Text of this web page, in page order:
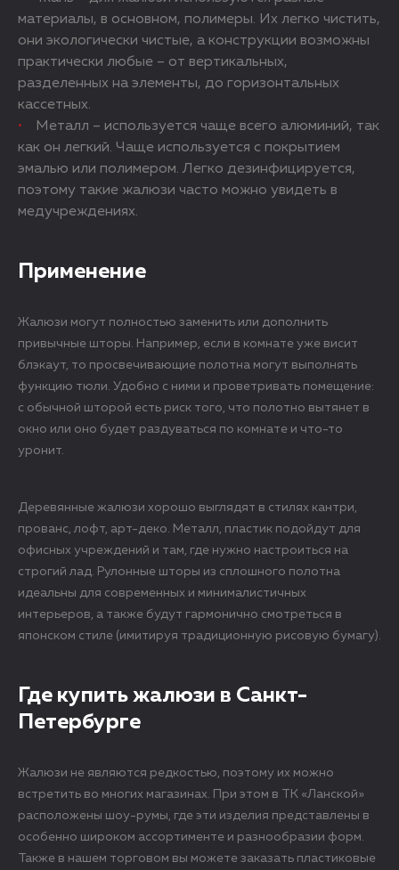
материалы, в основном, полимеры. Их легко чистить,
они экологически чистые, а конструкции возможны
практически любые – от вертикальных,
разделенных на элементы, до горизонтальных
кассетных.
Металл – используется чаще всего алюминий, так
как он легкий. Чаще используется с покрытием
эмалью или полимером. Легко дезинфицируется,
поэтому такие жалюзи часто можно увидеть в
медучреждениях.
Применение
Жалюзи могут полностью заменить или дополнить
привычные шторы. Например, если в комнате уже висит
блэкаут, то просвечивающие полотна могут выполнять
функцию тюли. Удобно с ними и проветривать помещение:
с обычной шторой есть риск того, что полотно вытянет в
окно или оно будет раздуваться по комнате и что-то
уронит.
Деревянные жалюзи хорошо выглядят в стилях кантри,
прованс, лофт, арт-деко. Металл, пластик подойдут для
офисных учреждений и там, где нужно настроиться на
строгий лад. Рулонные шторы из сплошного полотна
идеальны для современных и минималистичных
интерьеров, а также будут гармонично смотреться в
японском стиле (имитируя традиционную рисовую бумагу).
Где купить жалюзи в Санкт-
Петербурге
Жалюзи не являются редкостью, поэтому их можно
встретить во многих магазинах. При этом в ТК «Ланской»
расположены шоу-румы, где эти изделия представлены в
особенно широком ассортименте и разнообразии форм.
Также в нашем торговом вы можете заказать пластиковые